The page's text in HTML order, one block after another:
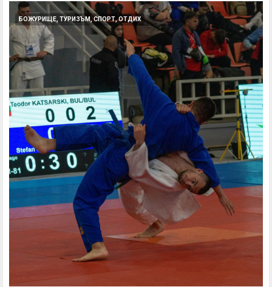
БОЖУРИЩЕ, ТУРИЗЪМ, СПОРТ, ОТДИХ